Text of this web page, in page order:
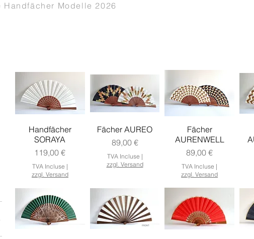
Modelle 2026
Handfächer
SORAYA
Prix
119,00 €
TVA Incluse |
zzgl. Versand
Fächer AUREO
Prix
89,00 €
TVA Incluse |
zzgl. Versand
Fächer
AURENWELL
Prix
89,00 €
TVA Incluse |
zzgl. Versand